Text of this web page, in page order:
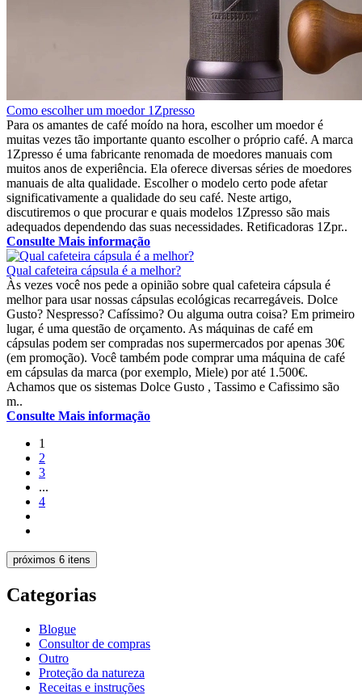
Como escolher um moedor 1Zpresso
Para os amantes de café moído na hora, escolher um moedor é
muitas vezes tão importante quanto escolher o próprio café. A marca
1Zpresso é uma fabricante renomada de moedores manuais com
muitos anos de experiência. Ela oferece diversas séries de moedores
manuais de alta qualidade. Escolher o modelo certo pode afetar
significativamente a qualidade do seu café. Neste artigo,
discutiremos o que procurar e quais modelos 1Zpresso são mais
adequados dependendo das suas necessidades. Retificadoras 1Zpr..
Consulte Mais informação
Qual cafeteira cápsula é a melhor?
Às vezes você nos pede a opinião sobre qual cafeteira cápsula é
melhor para usar nossas cápsulas ecológicas recarregáveis. Dolce
Gusto? Nespresso? Cafíssimo? Ou alguma outra coisa? Em primeiro
lugar, é uma questão de orçamento. As máquinas de café em
cápsulas podem ser compradas nos supermercados por apenas 30€
(em promoção). Você também pode comprar uma máquina de café
em cápsulas da marca (por exemplo, Miele) por até 1.500€.
Achamos que os sistemas Dolce Gusto , Tassimo e Cafissimo são
m..
Consulte Mais informação
1
2
3
...
4
próximos 6 itens
Categorias
Blogue
Consultor de compras
Outro
Proteção da natureza
Receitas e instruções